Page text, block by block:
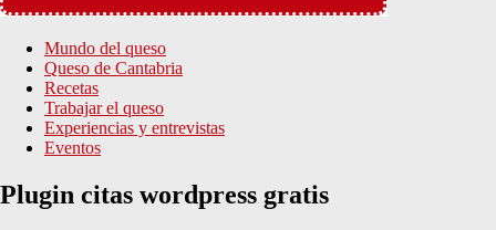
Mundo del queso
Queso de Cantabria
Recetas
Trabajar el queso
Experiencias y entrevistas
Eventos
Plugin citas wordpress gratis